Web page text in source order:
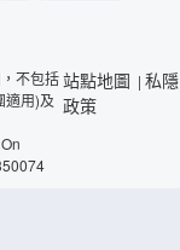
不包括
適用)及
站點地圖 | 私隱
政策